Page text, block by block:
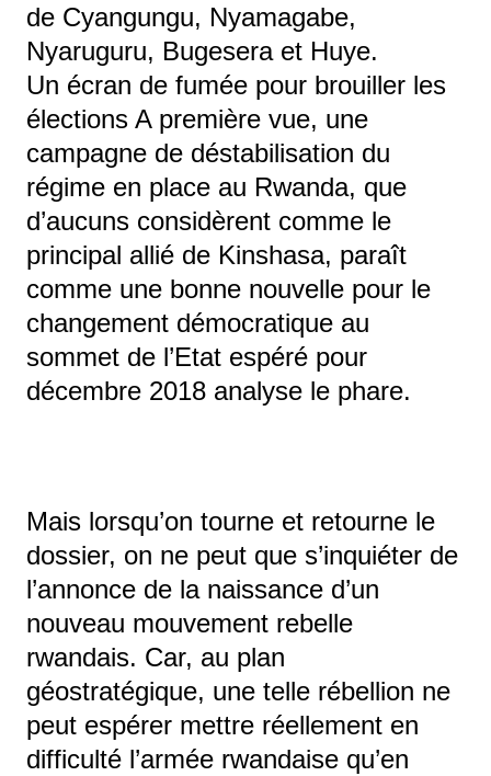
de Cyangungu, Nyamagabe,
Nyaruguru, Bugesera et Huye.
Un écran de fumée pour brouiller les
élections A première vue, une
campagne de déstabilisation du
régime en place au Rwanda, que
d’aucuns considèrent comme le
principal allié de Kinshasa, paraît
comme une bonne nouvelle pour le
changement démocratique au
sommet de l’Etat espéré pour
décembre 2018 analyse le phare.
Mais lorsqu’on tourne et retourne le
dossier, on ne peut que s’inquiéter de
l’annonce de la naissance d’un
nouveau mouvement rebelle
rwandais. Car, au plan
géostratégique, une telle rébellion ne
peut espérer mettre réellement en
difficulté l’armée rwandaise qu’en